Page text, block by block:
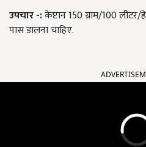
उपचार-:केप्टान 150 ग्राम/100
पास डालना चाहिए.